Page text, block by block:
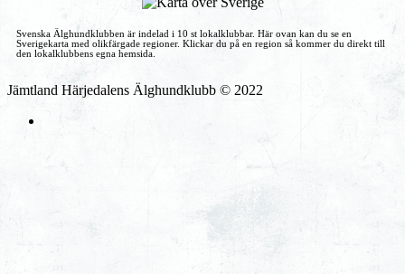
Svenska Älghundklubben är indelad i 10 st lokalklubbar. Här ovan kan du se en
Sverigekarta med olikfärgade regioner. Klickar du på en region så kommer du direkt till
den lokalklubbens egna hemsida.
Jämtland Härjedalens Älghundklubb © 2022